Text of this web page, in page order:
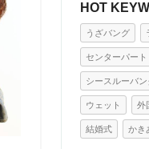
HOT
うざバング
センターパート
シースルーバン
ウェット 外
結婚式 かき